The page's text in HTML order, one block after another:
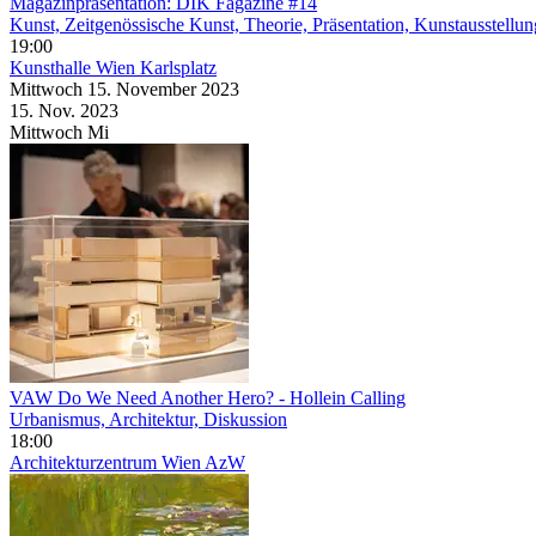
Kunst, Zeitgenössische Kunst, Theorie, Präsentation,
19:00
Kunsthalle Wien Karlsplatz
Mittwoch 15. November 2023
15. Nov. 2023
Mittwoch Mi
VAW Do We Need Another Hero? - Hollein Calling
Urbanismus, Architektur, Diskussion
18:00
Architekturzentrum Wien AzW